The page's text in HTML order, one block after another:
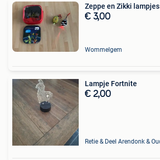
Zeppe en Zikki lampjes
€ 3,00
Wommelgem
Lampje Fortnite
€ 2,00